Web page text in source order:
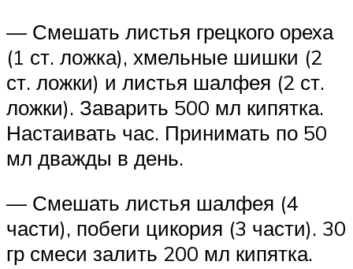
— Смешать листья грецкого ореха
(1 ст. ложка), хмельные шишки (2
ст. ложки) и листья шалфея (2 ст.
ложки). Заварить 500 мл кипятка.
Настаивать час. Принимать по 50
мл дважды в день.
— Смешать листья шалфея (4
части), побеги цикория (3 части). 30
гр смеси залить 200 мл кипятка.